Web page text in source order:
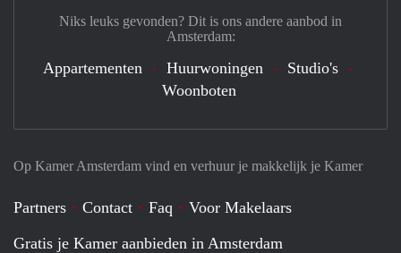
Op Kamer Amsterdam vind en verhuur je makkelijk je Kamer
Partners Contact Faq
Voor Makelaars
Gratis je Kamer aanbieden in Amsterdam
Niks leuks gevonden? Dit is ons andere aanbod in
Amsterdam:
Appartementen Huurwoningen
Studio's
Woonboten